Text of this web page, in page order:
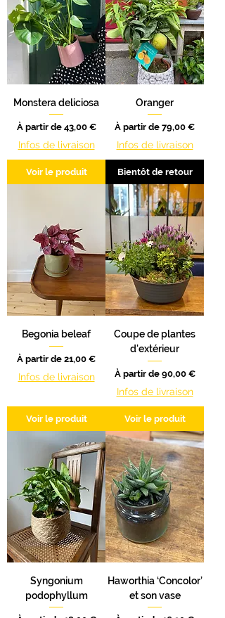
Monstera deliciosa
À partir de 43,00 €
Prix promotionnel
Infos de livraison
Voir le produit
Oranger
À partir de 79,00 €
Prix promotionnel
Infos de livraison
Bientôt de retour
Begonia beleaf
À partir de 21,00 €
Prix promotionnel
Infos de livraison
Voir le produit
Coupe de plantes
d'extérieur
À partir de 90,00 €
Prix promotionnel
Infos de livraison
Voir le produit
Syngonium
podophyllum
Haworthia ‘Concolor’
et son vase